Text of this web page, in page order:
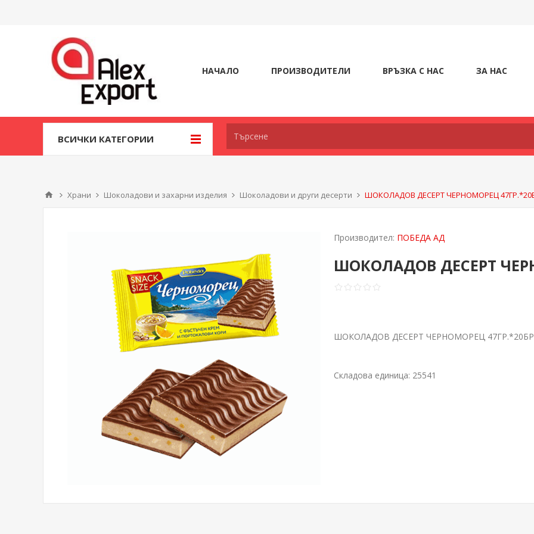
НАЧАЛО ПРОИЗВОДИТЕЛИ ВРЪЗКА С НАС ЗА НАС
ВСИЧКИ КАТЕГОРИИ
Храни Шоколадови и захарни изделия Шоколадови и други десерти ШОКОЛАДОВ ДЕСЕРТ ЧЕРНОМОРЕЦ
Производител: ПОБЕДА АД
ШОКОЛАДОВ ДЕСЕРТ
ШОКОЛАДОВ ДЕСЕРТ ЧЕРНОМОРЕЦ
Складова единица: 25541